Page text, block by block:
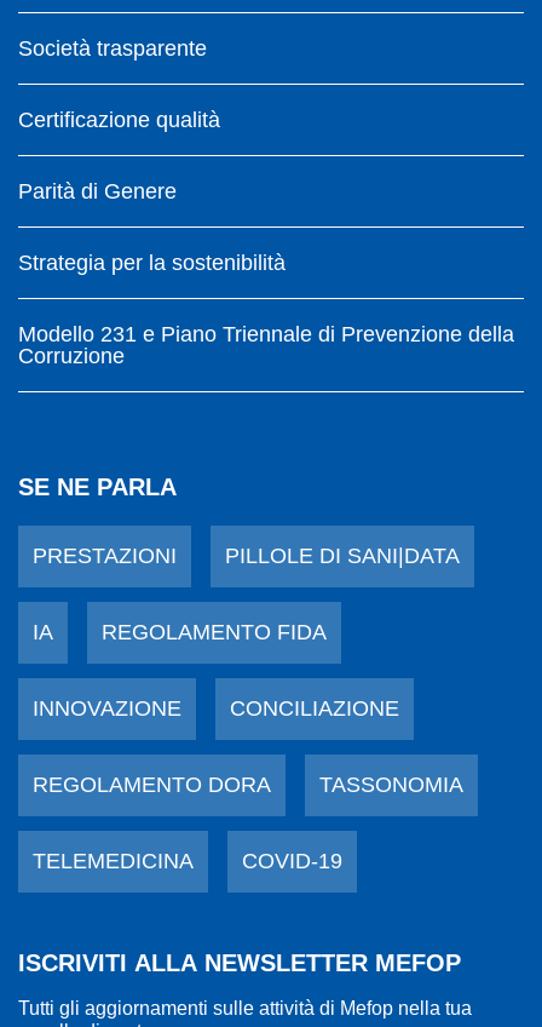
Società trasparente
Certificazione qualità
Parità di Genere
Strategia per la sostenibilità
Modello 231 e Piano Triennale di Prevenzione della
Corruzione
SE NE PARLA
PRESTAZIONI PILLOLE DI SANI|DATA
IA REGOLAMENTO FIDA
INNOVAZIONE CONCILIAZIONE
REGOLAMENTO DORA TASSONOMIA
TELEMEDICINA COVID-19
ISCRIVITI ALLA NEWSLETTER MEFOP
Tutti gli aggiornamenti sulle attività di Mefop nella tua